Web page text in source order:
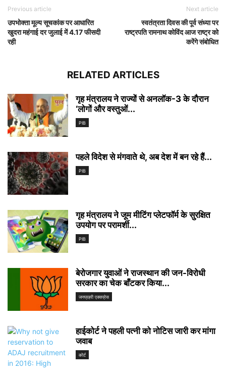
Previous article
उपभोक्ता मूल्य सूचकांक पर आधारित
खुदरा महंगाई दर जुलाई में 4.17 फीसदी
रही
Next article
स्वतंत्रता दिवस की पूर्व संध्या पर
राष्ट्रपति रामनाथ कोविंद आज राष्ट्र को
करेंगे संबोधित
RELATED ARTICLES
गृह मंत्रालय ने राज्यों से अनलॉक-3 के दौरान
‘लोगों और वस्तुओं...
PIB
पहले विदेश से मंगवाते थे, अब देश में बन रहे हैं...
PIB
गृह मंत्रालय ने जूम मीटिंग प्लेटफॉर्म के सुरक्षित
उपयोग पर परामर्शी...
PIB
बेरोजगार युवाओं ने राजस्थान की जन-विरोधी
सरकार का चेक बाँटकर किया...
जनप्रहरी एक्सप्रेस
हाईकोर्ट ने पहली पत्नी को नोटिस जारी कर मांगा
जवाब
कोर्ट